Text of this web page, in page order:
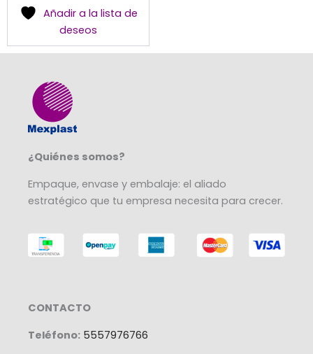
Añadir a la lista de
deseos
¿Quiénes somos?
Empaque, envase y embalaje: el aliado
estratégico que tu empresa necesita para crecer.
CONTACTO
Teléfono: 5557976766